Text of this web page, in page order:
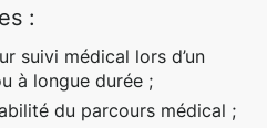
:
suivi médical lors d’un
à longue durée ;
du parcours médical ;